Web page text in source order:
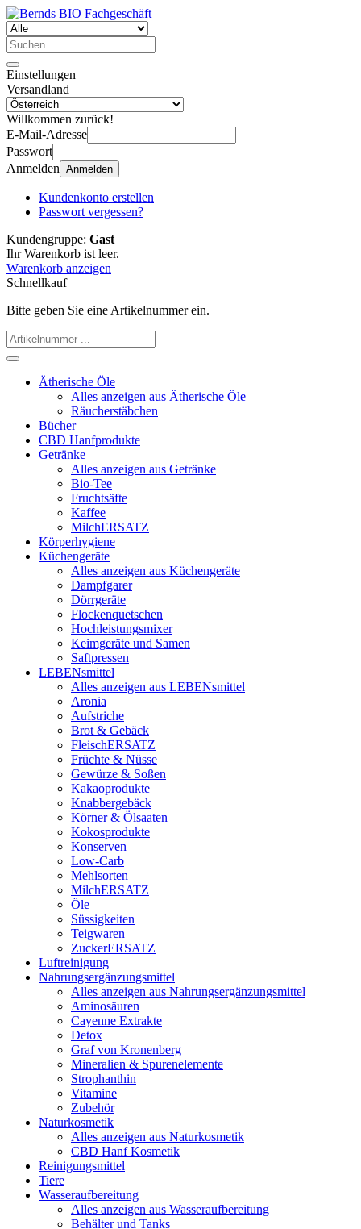
Einstellungen
Versandland
Willkommen zurück!
E-Mail-Adresse
Passwort
Anmelden Anmelden
Kundenkonto erstellen
Passwort vergessen?
Kundengruppe: Gast
Ihr Warenkorb ist leer.
Warenkorb anzeigen
Schnellkauf
Bitte geben Sie eine Artikelnummer ein.
Ätherische Öle
Alles anzeigen aus Ätherische Öle
Räucherstäbchen
Bücher
CBD Hanfprodukte
Getränke
Alles anzeigen aus Getränke
Bio-Tee
Fruchtsäfte
Kaffee
MilchERSATZ
Körperhygiene
Küchengeräte
Alles anzeigen aus Küchengeräte
Dampfgarer
Dörrgeräte
Flockenquetschen
Hochleistungsmixer
Keimgeräte und Samen
Saftpressen
LEBENsmittel
Alles anzeigen aus LEBENsmittel
Aronia
Aufstriche
Brot & Gebäck
FleischERSATZ
Früchte & Nüsse
Gewürze & Soßen
Kakaoprodukte
Knabbergebäck
Körner & Ölsaaten
Kokosprodukte
Konserven
Low-Carb
Mehlsorten
MilchERSATZ
Öle
Süssigkeiten
Teigwaren
ZuckerERSATZ
Luftreinigung
Nahrungsergänzungsmittel
Alles anzeigen aus Nahrungsergänzungsmittel
Aminosäuren
Cayenne Extrakte
Detox
Graf von Kronenberg
Mineralien & Spurenelemente
Strophanthin
Vitamine
Zubehör
Naturkosmetik
Alles anzeigen aus Naturkosmetik
CBD Hanf Kosmetik
Reinigungsmittel
Tiere
Wasseraufbereitung
Alles anzeigen aus Wasseraufbereitung
Behälter und Tanks